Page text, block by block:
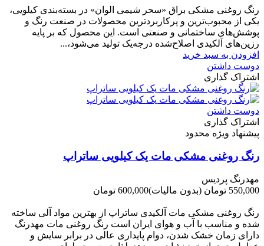
رنگ روغنی مشکی براق «سحر شیمی الوان» در بسته‌بندی کیلویی،
یکی از محبوب‌ترین و پرکاربردترین محصولات در صنعت رنگ و
پوشش‌های ساختمانی و صنعتی است. این محصول که بر پایه
رزین‌های آلکیدی اصلاح‌شده درجه‌یک تولید می‌شود،...
افزودن به سبد خرید
دوست داشتن
اشتراک گذاری
دوست داشتن
اشتراک گذاری
پیشنهاد ویژه محدود
رنگ روغنی مشکی مات یک کیلویی ساتراپ
مهدرنگ پردیس
550,000 تومان
(بدون مالیات)600,000 تومان
رنگ روغنی مشکی مات آلکیدی ساتراپ از بهترین مواد آلی ساخته
شده و مناسب با آب و هوای ایران است رنگ روغنی مات مهدرنگ
دارای زﻣﺎن ﺧﺸﮏ ﺷﺪن، دوام ﭘﺎﯾﺪاری عالی در ﺑﺮاﺑﺮ ﺳﺎﯾﺶ و